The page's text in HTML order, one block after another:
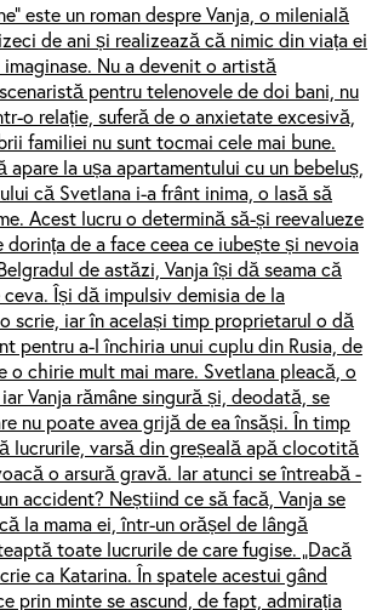
este un roman despre Vanja, o milenială
de ani și realizează că nimic din viața ei
Nu a devenit o artistă
pentru telenovele de doi bani, nu
o relație, suferă de o anxietate excesivă,
familiei nu sunt tocmai cele mai bune.
la ușa apartamentului cu un bebeluș,
că Svetlana i-a frânt inima, o lasă să
Acest lucru o determină să-și reevalueze
de a face ceea ce iubește și nevoia
de astăzi, Vanja își dă seama că
Își dă impulsiv demisia de la
scrie, iar în același timp proprietarul o dă
pentru a-l închiria unui cuplu din Rusia, de
o chirie mult mai mare. Svetlana pleacă, o
Vanja rămâne singură și, deodată, se
nu poate avea grijă de ea însăși. În timp
lucrurile, varsă din greșeală apă clocotită
o arsură gravă. Iar atunci se întreabă -
accident? Neștiind ce să facă, Vanja se
la mama ei, într-un orășel de lângă
toate lucrurile de care fugise. „Dacă
ca Katarina. În spatele acestui gând
prin minte se ascund, de fapt, admirația